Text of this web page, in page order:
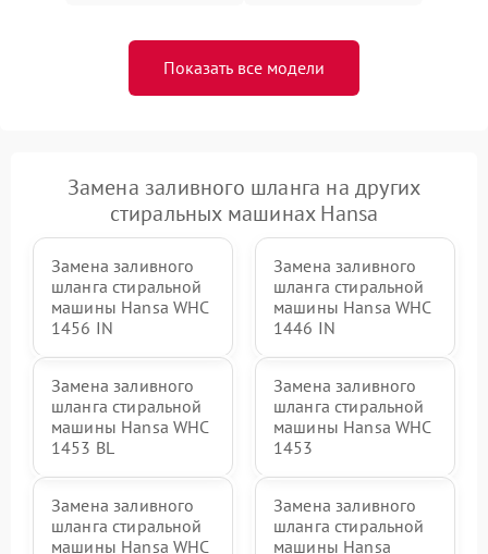
Показать все модели
Замена заливного шланга на других
стиральных машинах Hansa
Замена заливного
шланга стиральной
машины Hansa WHC
1456 IN
Замена заливного
шланга стиральной
машины Hansa WHC
1446 IN
Замена заливного
шланга стиральной
машины Hansa WHC
1453 BL
Замена заливного
шланга стиральной
машины Hansa WHC
1453
Замена заливного
шланга стиральной
машины Hansa WHC
Замена заливного
шланга стиральной
машины Hansa